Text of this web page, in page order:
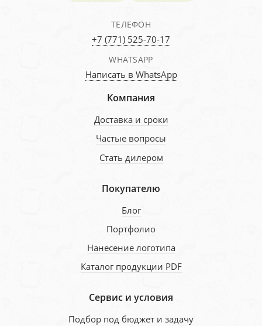
ТЕЛЕФОН
+7 (771) 525-70-17
WHATSAPP
Написать в WhatsApp
Компания
Доставка и сроки
Частые вопросы
Стать дилером
Покупателю
Блог
Портфолио
Нанесение логотипа
Каталог продукции PDF
Сервис и условия
Подбор под бюджет и задачу